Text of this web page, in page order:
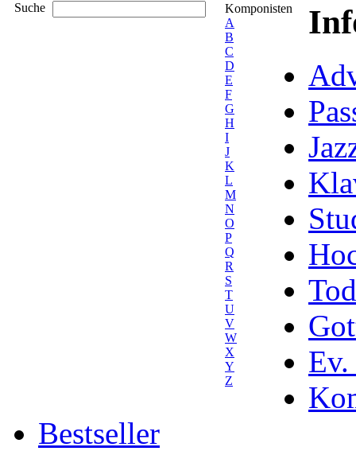
Suche
Komponisten
A
B
C
D
E
F
G
H
I
J
K
L
M
N
O
P
Q
R
S
T
U
V
W
X
Y
Z
Ev.
Bestseller